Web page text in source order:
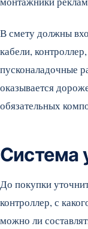
В смету должны
кабели,
пусконаладочные
оказывается
обязательных
Система
До покупки
контроллер, с
можно ли